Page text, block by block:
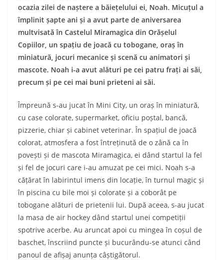
ocazia zilei de naștere a băiețelului ei, Noah. Micuțul a
împlinit șapte ani și a avut parte de aniversarea
multvisată în Castelul Miramagica din Orășelul
Copiilor, un spațiu de joacă cu tobogane, oraș în
miniatură, jocuri mecanice și scenă cu animatori și
mascote. Noah i-a avut alături pe cei patru frați ai săi,
precum și pe cei mai buni prieteni ai săi.
Împreună s-au jucat în Mini City, un oraș în miniatură,
cu case colorate, supermarket, oficiu poștal, bancă,
pizzerie, chiar și cabinet veterinar. În spațiul de joacă
colorat, atmosfera a fost întreținută de o zână ca în
povești și de mascota Miramagica, ei dând startul la fel
și fel de jocuri care i-au amuzat pe cei mici. Noah s-a
cățărat în labirintul imens din locație, în turnul magic și
în piscina cu bile moi și colorate și a coborât pe
tobogane alături de prietenii lui. După aceea, s-au jucat
la masa de air hockey dând startul unei competiții
spotrive acerbe. Au aruncat apoi cu mingea în coșul de
baschet, înscriind puncte și bucurându-se atunci când
panoul de afișaj anunța câștigătorul.